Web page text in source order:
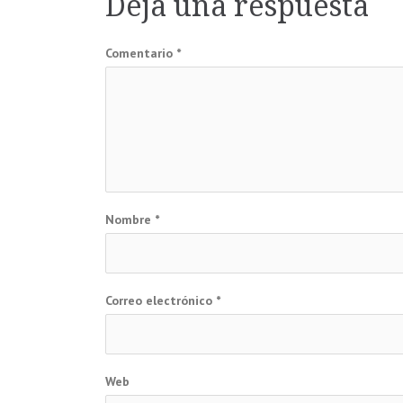
entradas
Comentario *
Nombre *
Correo electrónico *
Web